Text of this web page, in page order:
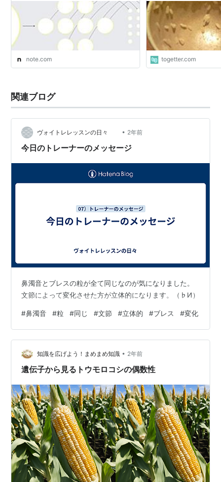
note.com togetter.com
関連ブログ
ヴォイトレレッスンの日々 • 2年前
今日のトレーナーのメッセージ
鼻濁音とブレスの粒が全て同じなのが気になりました。
文節によって変化させた方が立体的になります。（♭И）
#鼻濁音 #粒 #同じ #文節 #立体的 #ブレス #変化
知識を広げよう！まめまめ知識 • 2年前
遺伝子から見るトウモロコシの偶数性